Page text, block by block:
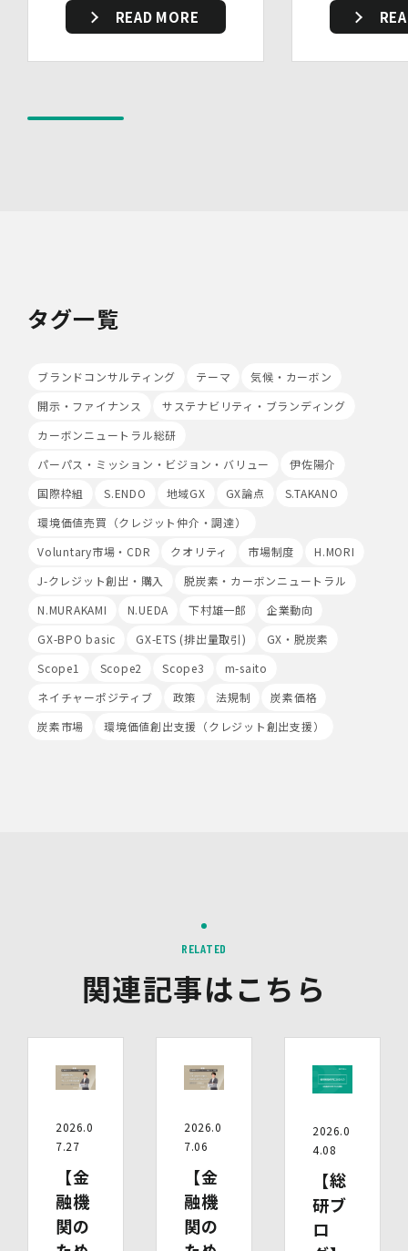
・個人データを取り扱う機器、電子媒体及び書類等の盗難
(4)技術的安全管理措置
ス回数、ご利用ブラウザ及びOSその他利用端末等の情報
クリックされている広告の情報(クリック日や広告掲載サ
場合があります。
Cookieの使用は任意ですが、受け入れを拒否した場合
このほか当社では、広告・マーケティング活動のため、第
三者配信事業者が提供するサービスを利用することがあり
ます。
当社は、サービス向上のためにGoogle LLC（以下
「Google社」といいます。）の提供するGoogle
Analyticsを利用しますと、Google社又は当社の設定す
るCookieをもとにして、Google社が利用者様によるサ
イト訪問履歴を収集、記録、分析します。当社は、
Google社からその分析結果を受け取り、利用者様の利用
録、分析された利用者様の情報には、特定の個人を識別す
る情報は一切含まれません。また、それらの情報は、
告を配信します。また、当社が保有する個人情報と第三者
て照合を行い、その結果に基づいて広告を配信することが
あります。第三者配信事業者が、これらの情報を広告配信
当社の保有個人データについて、利用目的の通知・開示・
内容の訂正・追加又は削除・利用の停止・消去、第三者へ
といいます。）をご希望の場合は、本人又はその代理人か
らのお申し出であることを確認した上で対応いたします。
もし、ご希望の全部又は一部に応じられない場合はその理
由をご説明いたします。
また、当該お申し出によって取得した個人情報は、お申し
出に関する連絡・事務手続に必要な範囲でのみ利用しま
す。
READ MORE
タグ一覧
ブランドコンサルティング テーマ
気候・カーボン
開示・ファイナンス
サステナビリティ・ブランディング
カーボンニュートラル総研
パーパス・ミッション・ビジョン・バリュー
伊佐陽介
国際枠組
S.ENDO 地域GX GX論点
S.TAKANO
環境価値売買（クレジット仲介・調達）
Voluntary市場・CDR
クオリティ 市場制度
H.MORI
J-クレジット創出・購入
脱炭素・カーボンニュートラル
N.MURAKAMI
N.UEDA 下村雄一郎
企業動向
GX-BPO basic
GX-ETS (排出量取引)
GX・脱炭素
Scope1
Scope2 Scope3
m-saito
ネイチャーポジティブ
政策 法規制
炭素価格
炭素市場
環境価値創出支援（クレジット創出支援）
RELATED
関連記事はこちら
2026.0
7.27
【金
融機
関の
2026.0
7.06
【金
融機
関の
2026.0
4.08
【総
研ブ
ロ